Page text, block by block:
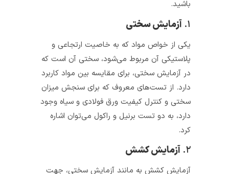
آزمایش سختی
یکی از خواص مواد که به خاصیت ارتجاعی و
پلاستیکی آن مربوط می‌شود، سختی آن است که
در آزمایش سختی، برای مقایسه بین مواد کاربرد
دارد. از تست‌های معروف که برای سنجش میزان
سختی و کنترل کیفیت ورق فولادی و سیاه وجود
دارد، به دو تست برنیل و راکول می‌توان اشاره
آزمایش کشش
آزمایش کشش به مانند آزمایش سختی، جهت